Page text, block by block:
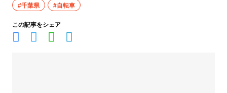
#千葉県 #自転車
この記事をシェア